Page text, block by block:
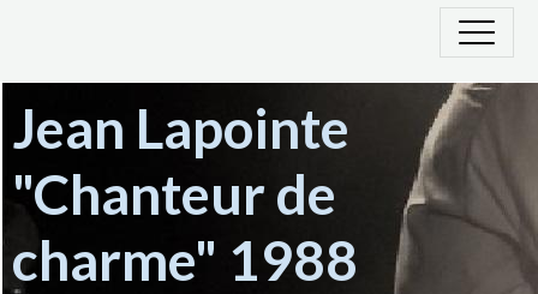
Jean Lapointe
"Chanteur de
charme" 1988